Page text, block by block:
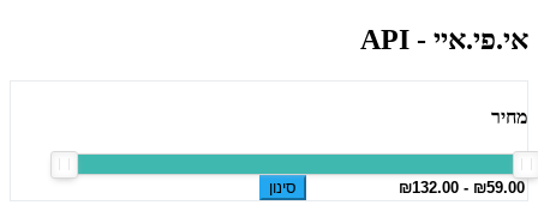
אי.פי.איי - API
מחיר
סינון